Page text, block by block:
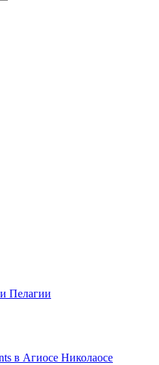
Пелагии
в Агиосе Николаосе